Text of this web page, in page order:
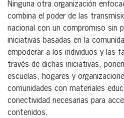
Ninguna otra organización
combina el poder de las
nacional con un compromiso sin
iniciativas basadas en la
empoderar a los individuos y las
través de dichas iniciativas,
escuelas, hogares y
comunidades con materiales
conectividad necesarias para
contenidos.